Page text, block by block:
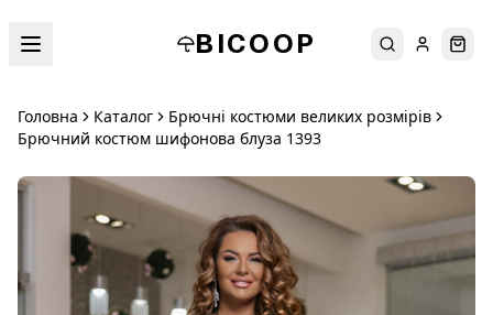
BICOOP ПошукУвійти
Головна Каталог
Брючні костюми великих розмірів
Брючний костюм шифонова блуза 1393